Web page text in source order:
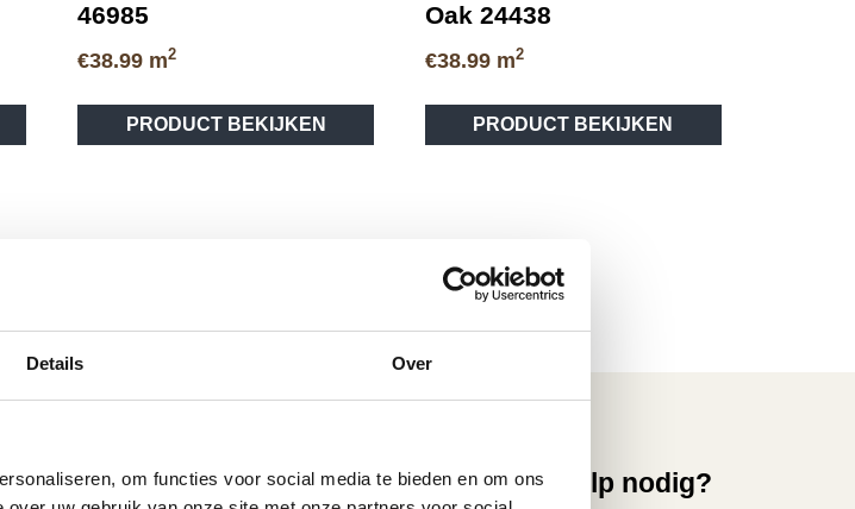
Details Over
om functies voor social media te bieden en om ons
46985
€38.99 m2
PRODUCT BEKIJKEN
gekozen
worden
Oak 24438
€38.99m2
PRODUCT BEKIJKEN
Service Hulp nodig?